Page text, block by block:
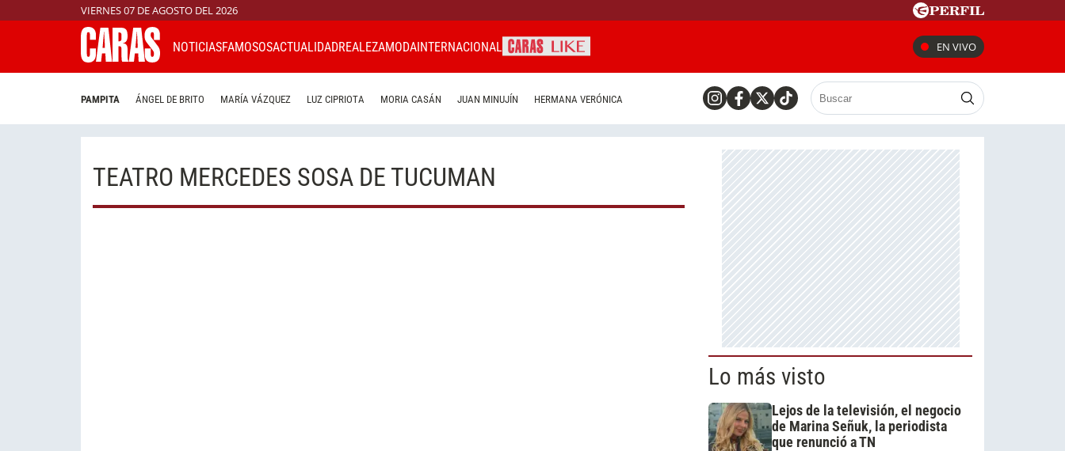
VIERNES 07 DE AGOSTO DEL 2026
NOTICIASFAMOSOSACTUALIDADREALEZAMODAINTERNACIONAL EN VIVO
PAMPITA ÁNGEL DE BRITO MARÍA VÁZQUEZ LUZ CIPRIOTA MORIA CASÁN JUAN MINUJÍN HERMANA VERÓNICA
TEATRO MERCEDES SOSA DE TUCUMAN
Lo más visto
Lejos de la televisión, el negocio
de Marina Señuk, la periodista
que renunció a TN